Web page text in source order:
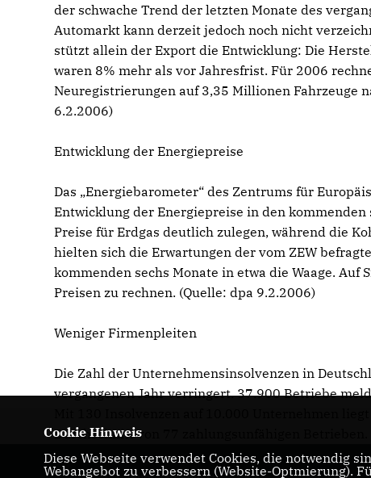
der schwache Trend der letzten Monate des
Automarkt kann derzeit jedoch noch nicht
stützt allein der Export die Entwicklung: Die
waren 8% mehr als vor Jahresfrist. Für 2006
Neuregistrierungen auf 3,35 Millionen Fahrzeuge
6.2.2006)
Entwicklung der Energiepreise
Das „Energiebarometer“ des Zentrums für
Entwicklung der Energiepreise in den
Preise für Erdgas deutlich zulegen, während die
hielten sich die Erwartungen der vom ZEW
kommenden sechs Monate in etwa die Waage.
Preisen zu rechnen. (Quelle: dpa 9.2.2006)
Weniger Firmenpleiten
Die Zahl der Unternehmensinsolvenzen in
vergangenen Jahr verringert. 37.900 Betriebe
Durchschnitt von 77 zahlungsunfähigen Betrieben.
Cookie Hinweis
Diese Webseite verwendet Cookies, die notwendig
Webangebot zu verbessern (Website-Optmierung).